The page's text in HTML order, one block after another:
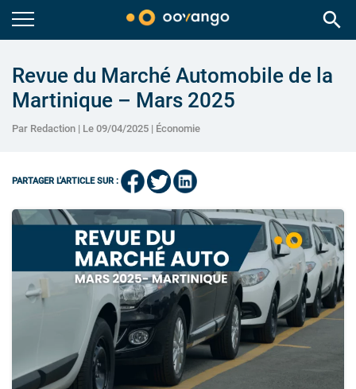
search
Revue du Marché Automobile de la
Martinique – Mars 2025
Par Redaction | Le 09/04/2025 | Économie
PARTAGER L'ARTICLE SUR :